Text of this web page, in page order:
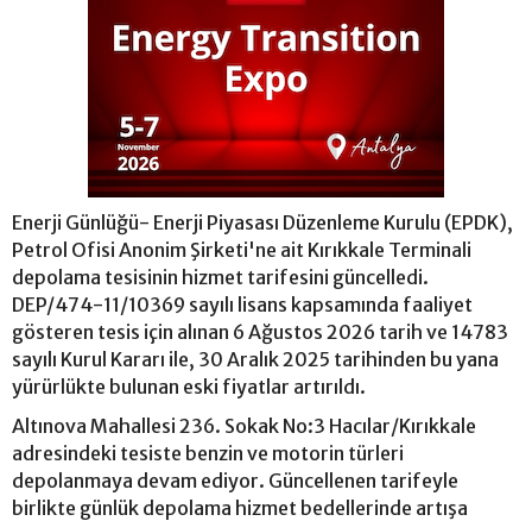
Enerji Günlüğü- Enerji Piyasası Düzenleme Kurulu (EPDK),
Petrol Ofisi Anonim Şirketi'ne ait Kırıkkale Terminali
depolama tesisinin hizmet tarifesini güncelledi.
DEP/474-11/10369 sayılı lisans kapsamında faaliyet
gösteren tesis için alınan 6 Ağustos 2026 tarih ve 14783
sayılı Kurul Kararı ile, 30 Aralık 2025 tarihinden bu yana
yürürlükte bulunan eski fiyatlar artırıldı.
Altınova Mahallesi 236. Sokak No:3 Hacılar/Kırıkkale
adresindeki tesiste benzin ve motorin türleri
depolanmaya devam ediyor. Güncellenen tarifeyle
birlikte günlük depolama hizmet bedellerinde artışa